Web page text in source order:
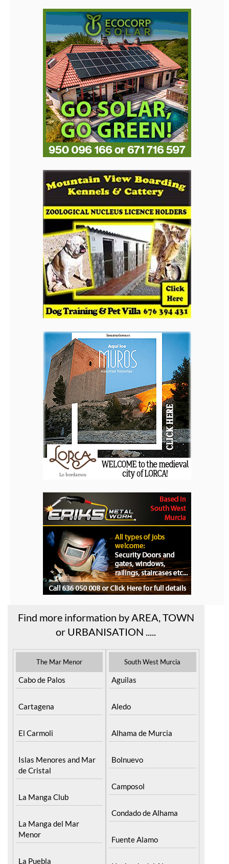
or URBANISATION .....
Cabo de Palos
Cartagena
El Carmoli
Islas Menores and Mar
La Manga Club
La Manga del Mar
La Puebla
Aguilas
Aledo
Alhama de Murcia
Bolnuevo
Camposol
Condado de Alhama
Fuente Alamo
Hacienda del Alamo